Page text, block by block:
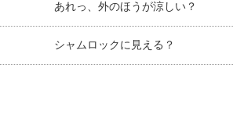
あれっ、外のほうが涼しい？
シャムロックに見える？